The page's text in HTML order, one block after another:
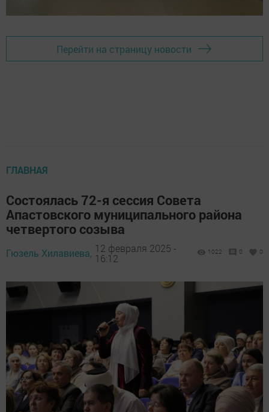
Перейти на страницу новости
ГЛАВНАЯ
Состоялась 72-я сессия Совета
Апастовского муниципального района
четвертого созыва
Гюзель Хилавиева, 12 февраля 2025 -
16:12
1022 0 0